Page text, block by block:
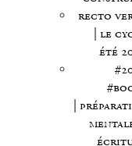
recto
| le
été
|